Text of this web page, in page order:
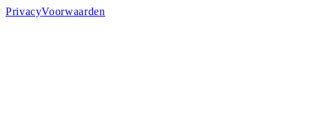
PrivacyVoorwaarden